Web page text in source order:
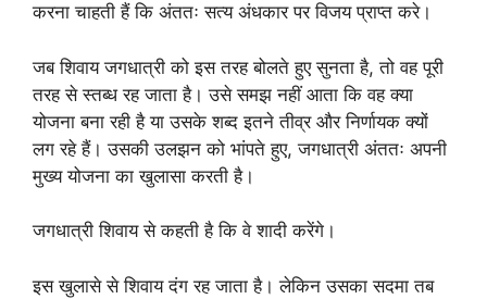
करना चाहती हैं कि अंततः सत्य अंधकार पर विजय प्राप्त करे।
जब शिवाय जगधात्री को इस तरह बोलते हुए सुनता है, तो वह पूरी
तरह से स्तब्ध रह जाता है। उसे समझ नहीं आता कि वह क्या
योजना बना रही है या उसके शब्द इतने तीव्र और निर्णायक क्यों
लग रहे हैं। उसकी उलझन को भांपते हुए, जगधात्री अंततः अपनी
मुख्य योजना का खुलासा करती है।
जगधात्री शिवाय से कहती है कि वे शादी करेंगे।
इस खुलासे से शिवाय दंग रह जाता है। लेकिन उसका सदमा तब